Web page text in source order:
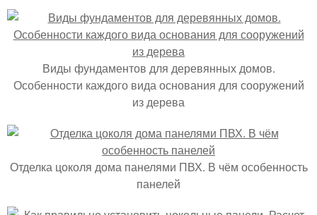
Виды фундаментов для деревянных домов.
Особенности каждого вида основания для сооружений
из дерева
Отделка цоколя дома панелями ПВХ. В чём особенность
панелей